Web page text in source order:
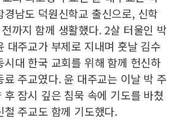
경남도 덕원신학교 출신으로, 신학
까지 함께 생활했다. 2살 터울인 박
대주교가 부제로 지내며 훗날 김수
대 한국 교회를 위해 함께 헌신하
료 주교였다. 윤 대주교는 이날 박 주
잠시 깊은 침묵 속에 기도를 바쳤
철 주교도 함께 기도했다.